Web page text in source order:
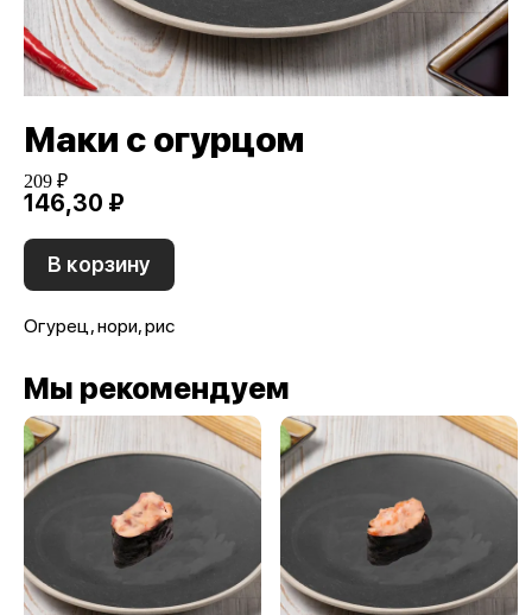
Маки с огурцом
209 ₽
146,30 ₽
В корзину
Огурец, нори, рис
Мы рекомендуем